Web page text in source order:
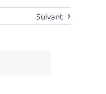
Suivant